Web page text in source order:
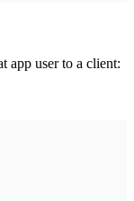
app user to a client: